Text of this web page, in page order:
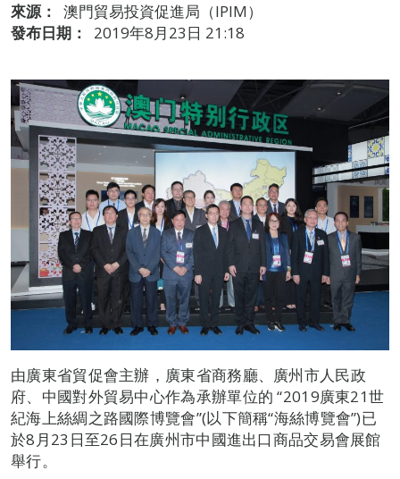
來源：
澳門貿易投資促進局（IPIM）
發布日期：
2019年8月23日 21:18
由廣東省貿促會主辦，廣東省商務廳、廣州市人民政
府、中國對外貿易中心作為承辦單位的 “2019廣東21世
紀海上絲綢之路國際博覽會”(以下簡稱“海絲博覽會”)已
於8月23日至26日在廣州市中國進出口商品交易會展館
舉行。